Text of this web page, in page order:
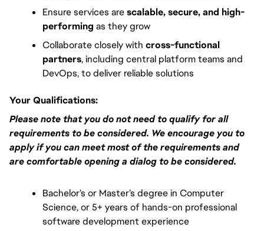
Ensure services are scalable, secure, and high-
performing as they grow
Collaborate closely with cross-functional
partners, including central platform teams and
DevOps, to deliver reliable solutions
Your Qualifications:
Please note that you do not need to qualify for all
requirements to be considered. We encourage you to
apply if you can meet most of the requirements and
are comfortable opening a dialog to be considered.
Bachelor’s or Master’s degree in Computer
Science, or 5+ years of hands-on professional
software development experience